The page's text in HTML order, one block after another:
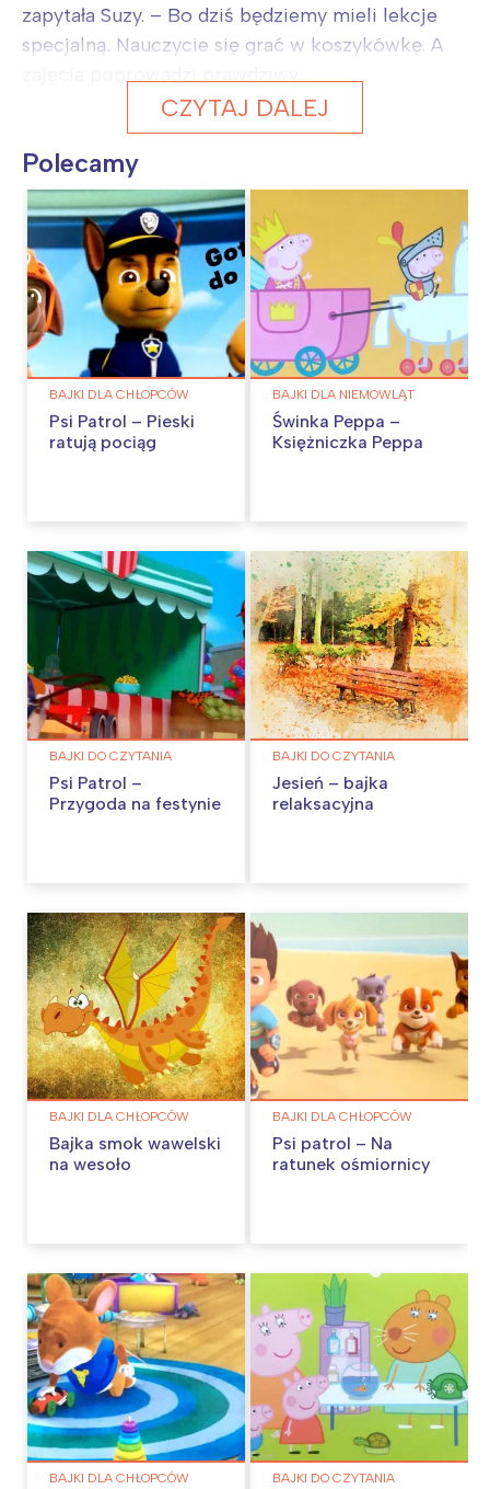
zapytała Suzy. – Bo dziś będziemy mieli lekcje
specjalną. Nauczycie się grać w koszykówkę. A
zajęcia poprowadzi prawdziwy...
CZYTAJ DALEJ
Polecamy
BAJKI DLA CHŁOPCÓW
Psi Patrol – Pieski
ratują pociąg
BAJKI DLA NIEMOWLĄT
Świnka Peppa –
Księżniczka Peppa
BAJKI DO CZYTANIA
Psi Patrol –
Przygoda na festynie
BAJKI DO CZYTANIA
Jesień – bajka
relaksacyjna
BAJKI DLA CHŁOPCÓW
Bajka smok wawelski
na wesoło
BAJKI DLA CHŁOPCÓW
Psi patrol – Na
ratunek ośmiornicy
BAJKI DLA CHŁOPCÓW BAJKI DO CZYTANIA